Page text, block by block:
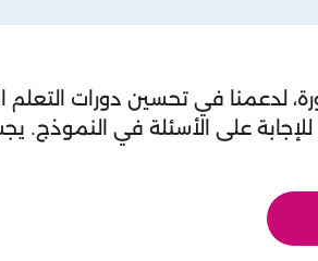
لدعمنا في تحسين دورات التعلم
للإجابة على الأسئلة في النموذج.